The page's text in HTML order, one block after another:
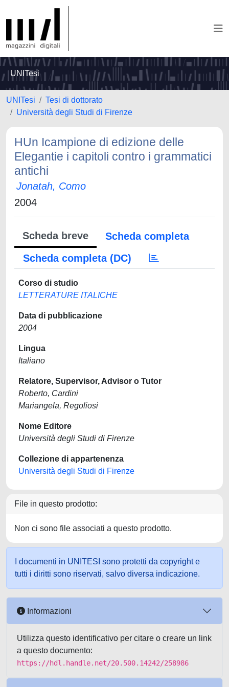
UNITesi
UNITesi
Tesi di dottorato
Università degli Studi di Firenze
HUn Icampione di edizione delle
Elegantie i capitoli contro i grammatici
antichi
Jonatah, Como
2004
Scheda breve
Scheda completa
Scheda completa (DC)
Corso di studio
LETTERATURE ITALICHE
Data di pubblicazione
2004
Lingua
Italiano
Relatore, Supervisor, Advisor o Tutor
Roberto, Cardini
Mariangela, Regoliosi
Nome Editore
Università degli Studi di Firenze
Collezione di appartenenza
Università degli Studi di Firenze
File in questo prodotto:
Non ci sono file associati a questo prodotto.
I documenti in UNITESI sono protetti da copyright e
tutti i diritti sono riservati, salvo diversa indicazione.
Informazioni
Utilizza questo identificativo per citare o creare un link
a questo documento:
https://hdl.handle.net/20.500.14242/258986